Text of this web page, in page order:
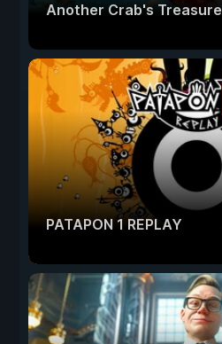
Another Crab's Treasure
PATAPON 1 REPLAY